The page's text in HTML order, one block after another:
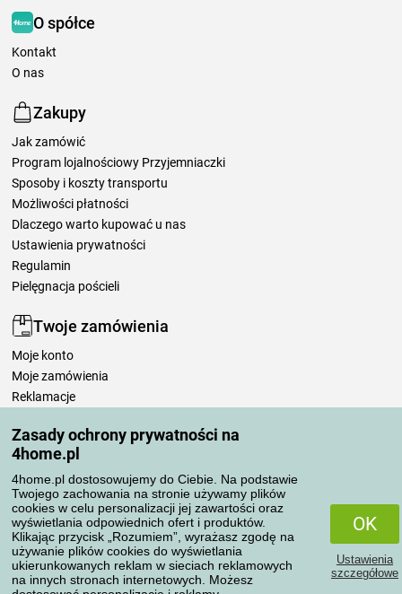
Zasady ochrony prywatności na
4home.pl
4home.pl dostosowujemy do Ciebie. Na podstawie
Twojego zachowania na stronie używamy plików
cookies w celu personalizacji jej zawartości oraz
wyświetlania odpowiednich ofert i produktów.
Klikając przycisk „Rozumiem”, wyrażasz zgodę na
używanie plików cookies do wyświetlania
ukierunkowanych reklam w sieciach reklamowych
na innych stronach internetowych. Możesz
OK
Ustawienia
szczegółowe
O spółce
Kontakt
O nas
Zakupy
Jak zamówić
Program lojalnościowy Przyjemniaczki
Sposoby i koszty transportu
Możliwości płatności
Dlaczego warto kupować u nas
Ustawienia prywatności
Regulamin
Pielęgnacja pościeli
Twoje zamówienia
Moje konto
Moje zamówienia
Reklamacje
Zasady przetwarzania recenzji
Sposoby transportu
Metody płatności